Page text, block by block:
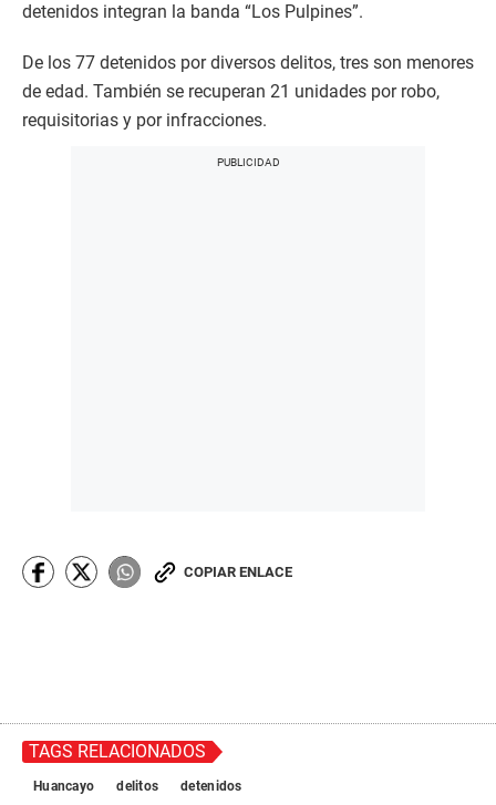
detenidos integran la banda “Los Pulpines”.
De los 77 detenidos por diversos delitos, tres son menores
de edad. También se recuperan 21 unidades por robo,
requisitorias y por infracciones.
COPIAR ENLACE
TAGS RELACIONADOS
Huancayo delitos detenidos